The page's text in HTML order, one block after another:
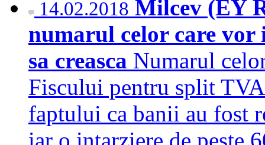
14.02.2018 Milcev (EY
numarul celor care
sa creasca Numarul
Fiscului pentru split TVA
faptului ca banii au fost